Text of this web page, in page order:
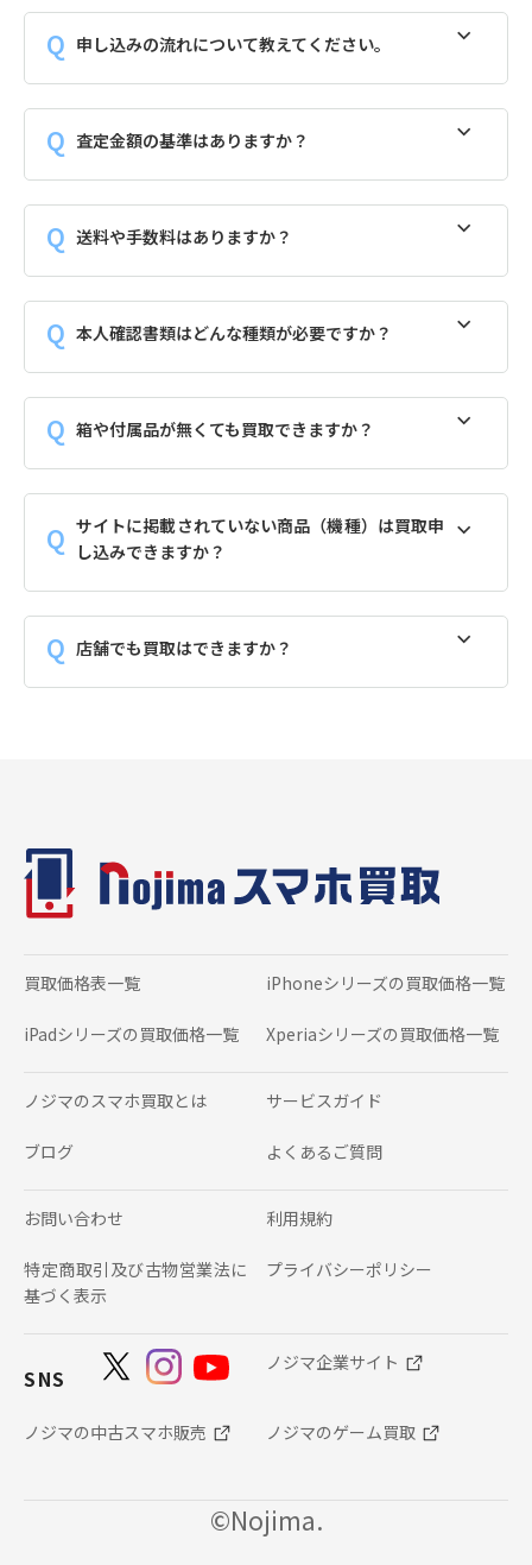
申し込みの流れについて教えてください。
査定金額の基準はありますか？
送料や手数料はありますか？
本人確認書類はどんな種類が必要ですか？
箱や付属品が無くても買取できますか？
サイトに掲載されていない商品（機種）は買取申
し込みできますか？
店舗でも買取はできますか？
買取価格表一覧 iPhoneシリーズの 買取価格一覧
iPadシリーズの 買取価格一覧 Xperiaシリーズの 買取価格一覧
ノジマのスマホ買取とは サービスガイド
ブログ よくあるご質問
お問い合わせ 利用規約
特定商取引及び古物営業法に
基づく表示
プライバシーポリシー
SNS
ノジマ企業サイト
ノジマの中古スマホ販売 ノジマのゲーム買取
©Nojima.